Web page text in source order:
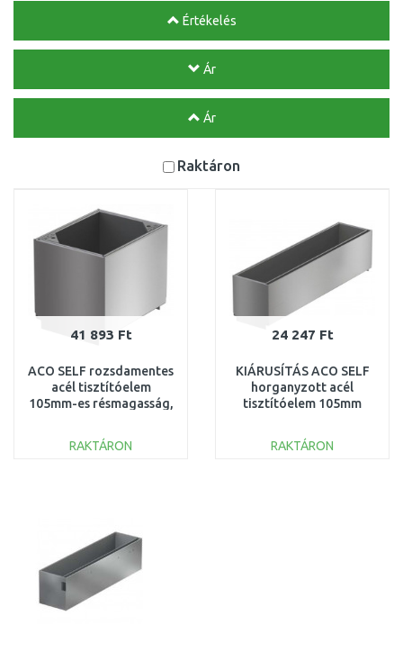
Értékelés
Ár
Ár
Raktáron
41 893 Ft
ACO SELF rozsdamentes
acél tisztítóelem
105mm-es résmagasság,
RAKTÁRON
24 247 Ft
KIÁRUSÍTÁS ACO SELF
horganyzott acél
tisztítóelem 105mm
415839 SÉRÜLT
RAKTÁRON